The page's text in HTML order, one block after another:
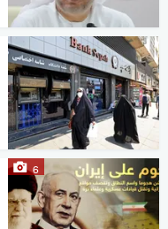
6